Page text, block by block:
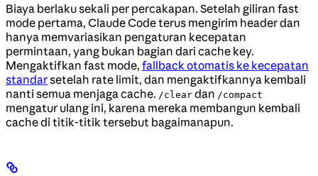
Biaya berlaku sekali per percakapan. Setelah giliran fast
mode pertama, Claude Code terus mengirim header dan
hanya memvariasikan pengaturan kecepatan
permintaan, yang bukan bagian dari cache key.
Mengaktifkan fast mode, fallback otomatis ke kecepatan
standarsetelah rate limit, dan mengaktifkannya kembali
nanti semua menjaga cache. /clear dan /compact
mengatur ulang ini, karena mereka membangun kembali
cache di titik-titik tersebut bagaimanapun.